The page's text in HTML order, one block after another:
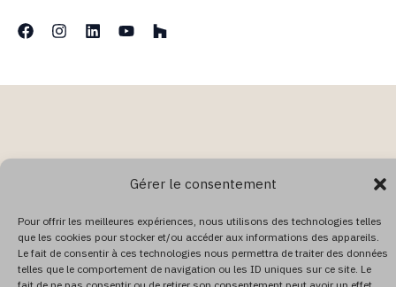
Gérer le consentement
Pour offrir les meilleures expériences, nous utilisons des technologies telles
que les cookies pour stocker et/ou accéder aux informations des appareils.
Le fait de consentir à ces technologies nous permettra de traiter des données
telles que le comportement de navigation ou les ID uniques sur ce site. Le